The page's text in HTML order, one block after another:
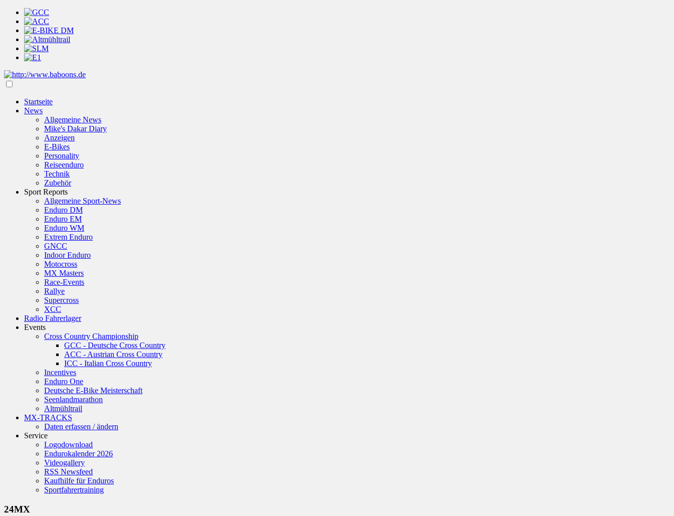
Startseite
News
Allgemeine News
Mike's Dakar Diary
Anzeigen
E-Bikes
Personality
Reiseenduro
Technik
Zubehör
Sport Reports
Allgemeine Sport-News
Enduro DM
Enduro EM
Enduro WM
Extrem Enduro
GNCC
Indoor Enduro
Motocross
MX Masters
Race-Events
Rallye
Supercross
XCC
Radio Fahrerlager
Events
Cross Country Championship
GCC - Deutsche Cross Country
ACC - Austrian Cross Country
ICC - Italian Cross Country
Incentives
Enduro One
Deutsche E-Bike Meisterschaft
Seenlandmarathon
Altmühltrail
MX-TRACKS
Daten erfassen / ändern
Service
Logodownload
Endurokalender 2026
Videogallery
RSS Newsfeed
Kaufhilfe für Enduros
Sportfahrertraining
24MX